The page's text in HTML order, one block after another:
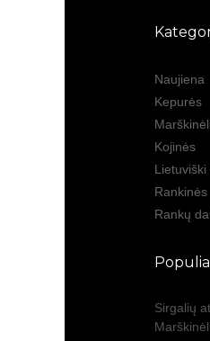
Naujiena
Kepurės
Kojinės
Rankinės
Rankų
Sirgalių